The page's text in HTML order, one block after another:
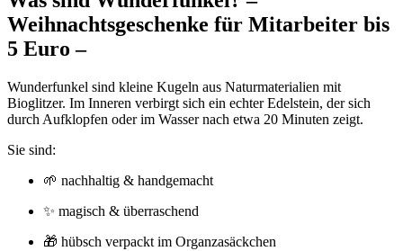
Weihnachtsgeschenke für Mitarbeiter bis
5 Euro –
Wunderfunkel sind kleine Kugeln aus Naturmaterialien mit
Bioglitzer. Im Inneren verbirgt sich ein echter Edelstein, der sich
durch Aufklopfen oder im Wasser nach etwa 20 Minuten zeigt.
Sie sind:
🌱 nachhaltig & handgemacht
✨ magisch & überraschend
🎁 hübsch verpackt im Organzasäckchen